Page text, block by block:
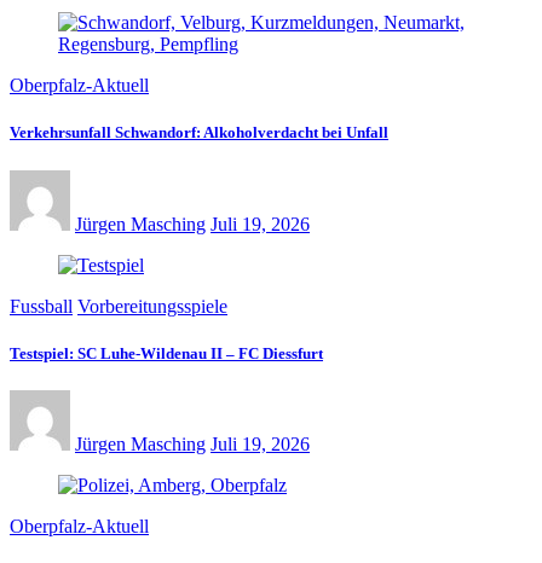
Oberpfalz-Aktuell
Verkehrsunfall Schwandorf: Alkoholverdacht bei Unfall
Jürgen Masching Juli 19, 2026
Fussball Vorbereitungsspiele
Testspiel: SC Luhe-Wildenau II – FC Diessfurt
Jürgen Masching Juli 19, 2026
Oberpfalz-Aktuell